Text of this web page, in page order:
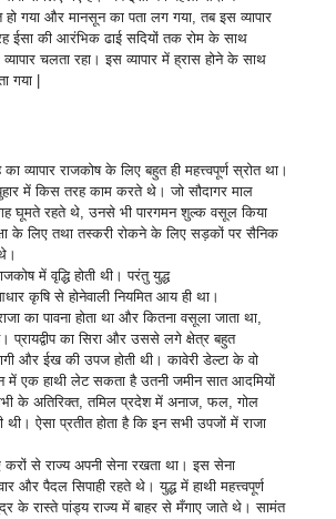
गया और मानसून का पता लग गया, तब इस व्यापार
ईसा की आरंभिक ढाई सदियों तक रोम के साथ
चलता रहा। इस व्यापार में ह्रास होने के साथ
गया |
व्यापार राजकोष के लिए बहुत ही महत्त्वपूर्ण स्रोत था।
में किस तरह काम करते थे। जो सौदागर माल
घूमते रहते थे, उनसे भी पारगमन शुल्क वसूल किया
के लिए तथा तस्करी रोकने के लिए सड़कों पर सैनिक
में वृद्धि होती थी। परंतु युद्ध
कृषि से होनेवाली नियमित आय ही था।
का पावना होता था और कितना वसूला जाता था,
प्रायद्वीप का सिरा और उससे लगे क्षेत्र बहुत
और ईख की उपज होती थी। कावेरी डेल्टा के वो
में एक हाथी लेट सकता है उतनी जमीन सात आदमियों
के अतिरिक्त, तमिल प्रदेश में अनाज, फल, गोल
थी। ऐसा प्रतीत होता है कि इन सभी उपजों में राजा
से राज्य अपनी सेना रखता था। इस सेना
और पैदल सिपाही रहते थे। युद्ध में हाथी महत्त्वपूर्ण
के रास्ते पांड्य राज्य में बाहर से मँगाए जाते थे। सामंत